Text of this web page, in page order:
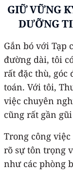
GIỮ VỮNG
DƯỠNG
Gắn bó với Tạp
đường dài, tôi
rất đặc thù, góc
toán. Với tôi,
việc chuyên
cũng rất gần
Trong công
rõ sự tôn trọng
như các phòng